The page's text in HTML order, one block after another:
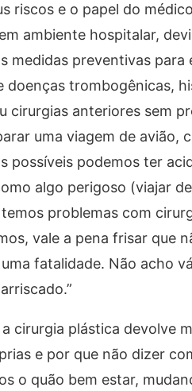
riscos e o papel do
ambiente hospitalar,
medidas preventivas
trombogênicas,
cirurgias anteriores sem
uma viagem de avião,
possíveis podemos ter
algo perigoso (viajar
problemas com
vale a pena frisar que
fatalidade. Não acho
cirurgia plástica devolve
e por que não dizer
o quão bem estar,